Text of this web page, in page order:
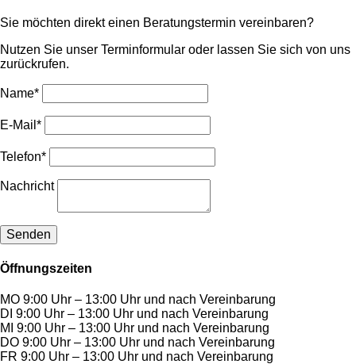
Sie möchten direkt einen Beratungstermin vereinbaren?
Nutzen Sie unser Terminformular oder lassen Sie sich von uns
zurückrufen.
Name*
E-Mail*
Telefon*
Nachricht
Öffnungszeiten
MO 9:00 Uhr – 13:00 Uhr und nach Vereinbarung
DI 9:00 Uhr – 13:00 Uhr und nach Vereinbarung
MI 9:00 Uhr – 13:00 Uhr und nach Vereinbarung
DO 9:00 Uhr – 13:00 Uhr und nach Vereinbarung
FR 9:00 Uhr – 13:00 Uhr und nach Vereinbarung